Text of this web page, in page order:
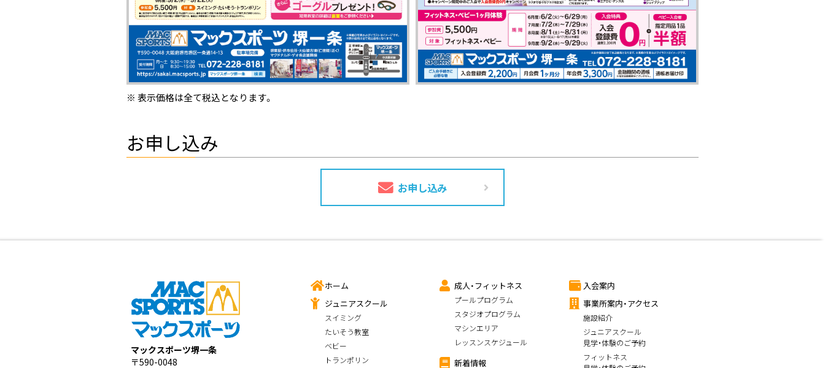
表示価格は全て税込となります。
お申し込み
お申し込み
ホーム
ジュニアスクール
スイミング
たいそう教室
ベビー
トランポリン
成人・フィットネス
プールプログラム
スタジオプログラム
マシンエリア
レッスンスケジュール
新着情報
入会案内
事業所案内・アクセス
施設紹介
ジュニアスクール
見学・体験のご予約
フィットネス
マックスポーツ堺一条
〒590-0048